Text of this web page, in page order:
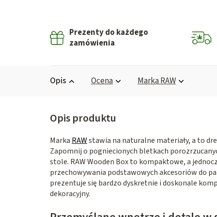
Prezenty do każdego
zamówienia
Opis Ocena MarkaRAW
Marka RAWstawia na naturalne materiały, a to
Zapomnij o pogniecionych bletkach
stole. RAW Wooden Box to kompaktowe, a
przechowywania podstawowych akcesoriów do
prezentuje się bardzo dyskretnie i doskonale
dekoracyjny.